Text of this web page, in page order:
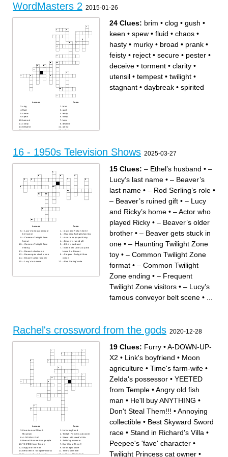
WordMasters 2 2015-01-26
Across
clog
fluid
chaos
spew
torment
clarity
tempest
secure
Down
brim
gush
feisty
hasty
keen
deceive
utensil
twilight
24 Clues: brim • clog • gush •
keen • spew • fluid • chaos •
hasty • murky • broad • prank •
feisty • reject • secure • pester •
deceive • torment • clarity •
utensil • tempest • twilight •
stagnant • daybreak • spirited
16 - 1950s Television Shows 2025-03-27
Across
– Lucy’s famous conveyor
belt scene
– Common Twilight Zone
format
– Common Twilight Zone
ending
– Beaver’s last name
– Beaver gets stuck in one
– Beaver’s older brother
– Lucy’s last name
Down
– Lucy and Ricky’s home
– Haunting Twilight Zone toy
– Actor who played Ricky
– Beaver’s ruined gift
– Ethel’s husband
– Genre of I Love Lucy and
Leave It to Beaver
– Frequent Twilight Zone
visitors
– Rod Serling’s role
15 Clues: – Ethel’s husband • –
Lucy’s last name • – Beaver’s
last name • – Rod Serling’s role •
– Beaver’s ruined gift • – Lucy
and Ricky’s home • – Actor who
played Ricky • – Beaver’s older
brother • – Beaver gets stuck in
one • – Haunting Twilight Zone
toy • – Common Twilight Zone
format • – Common Twilight
Zone ending • – Frequent
Twilight Zone visitors • – Lucy’s
famous conveyor belt scene •
Rachel's crossword from the gods 2020-12-28
Across
Knocks me off Death
Mountain
A-DOWN-UP-X2
Hero of the american people
YEETED from Temple
Angry old fish man
Best item in Twilight Princess
Peepee's 'fave' character
Down
Link's boyfriend
Twilight Princess cat owner
Stand in Richard's Villa
Zelda's possessor
Don't Steal Them!!!
Moon agriculture
Time's farm-wife
He'll buy ANYTHING
19 Clues: Furry •A-DOWN-UP-
X2 • Link's boyfriend • Moon
agriculture • Time's farm-wife •
Zelda's possessor • YEETED
from Temple •Angry old fish
man • He'll buy ANYTHING •
Don't Steal Them!!! •Annoying
collectible • Best Skyward Sword
race • Stand in Richard's Villa •
Peepee's 'fave' character •
Twilight Princess cat owner •